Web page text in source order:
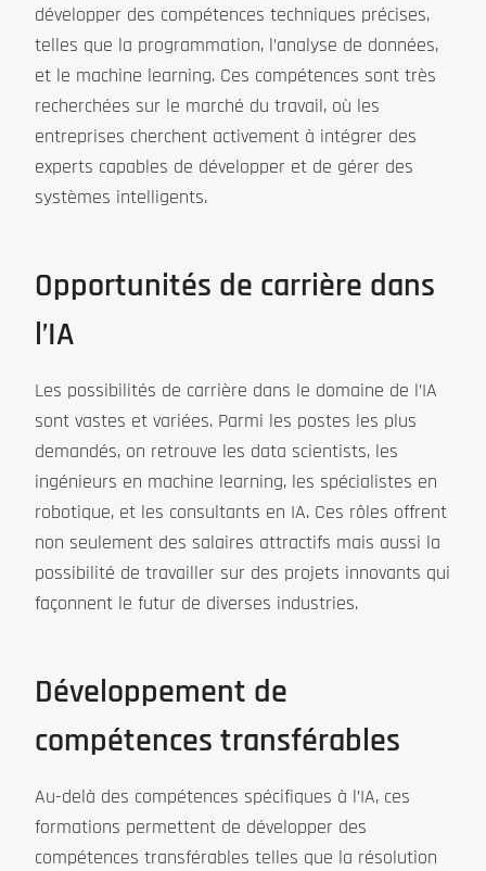
développer des compétences techniques précises,
telles que la programmation, l’analyse de données,
et le machine learning. Ces compétences sont très
recherchées sur le marché du travail, où les
entreprises cherchent activement à intégrer des
experts capables de développer et de gérer des
systèmes intelligents.
Opportunités de carrière dans
l’IA
Les possibilités de carrière dans le domaine de l’IA
sont vastes et variées. Parmi les postes les plus
demandés, on retrouve les data scientists, les
ingénieurs en machine learning, les spécialistes en
robotique, et les consultants en IA. Ces rôles offrent
non seulement des salaires attractifs mais aussi la
possibilité de travailler sur des projets innovants qui
façonnent le futur de diverses industries.
Développement de
compétences transférables
Au-delà des compétences spécifiques à l’IA, ces
formations permettent de développer des
compétences transférables telles que la résolution